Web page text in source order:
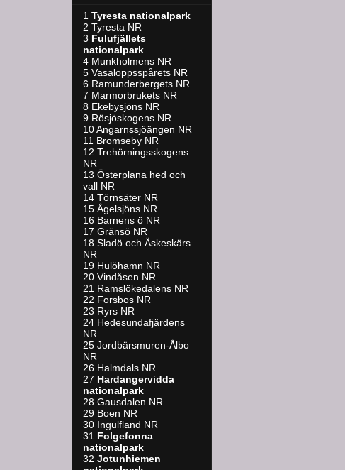
1 Tyresta nationalpark
2 Tyresta NR
3 Fulufjällets
nationalpark
4 Munkholmens NR
5 Vasaloppsspårets NR
6 Ramunderbergets NR
7 Marmorbrukets NR
8 Ekebysjöns NR
9 Rösjöskogens NR
10 Angarnssjöängen NR
11 Bromseby NR
12 Trehörningsskogens
NR
13 Österplana hed och
vall NR
14 Törnsäter NR
15 Ågelsjöns NR
16 Barnens ö NR
17 Gränsö NR
18 Sladö och Äskeskärs
NR
19 Hulöhamn NR
20 Vindåsen NR
21 Ramslökedalens NR
22 Forsbos NR
23 Ryrs NR
24 Hedesundafjärdens
NR
25 Jordbärsmuren-Ålbo
NR
26 Halmdals NR
27 Hardangervidda
nationalpark
28 Gausdalen NR
29 Boen NR
30 Ingulfland NR
31 Folgefonna
nationalpark
32 Jotunhiemen